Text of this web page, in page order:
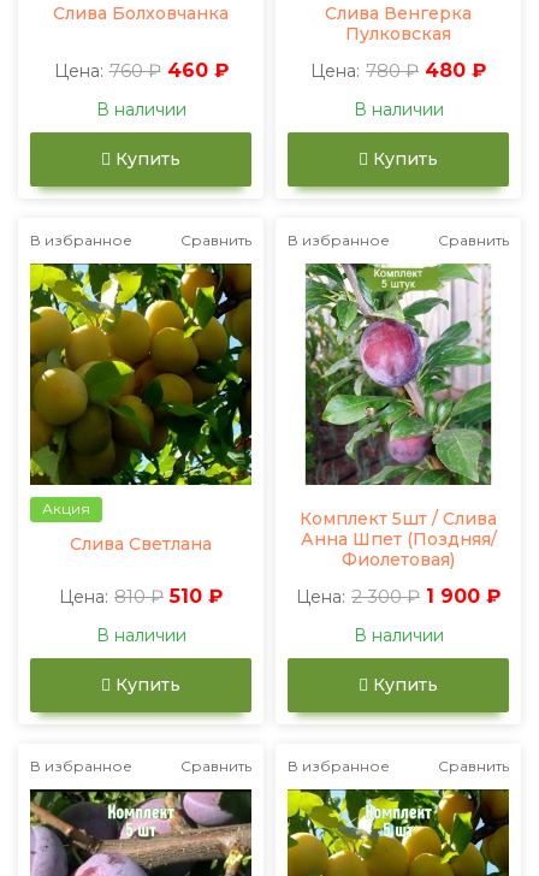
Слива Болховчанка
Цена: 760 ₽ 460 ₽
В наличии
Купить
Слива Венгерка
Пулковская
Цена: 780 ₽ 480 ₽
В наличии
Купить
В избранное Сравнить
Акция
Слива Светлана
Цена: 810 ₽ 510 ₽
В наличии
Купить
В избранное Сравнить
Комплект 5шт / Слива
Анна Шпет (Поздняя/
Фиолетовая)
Цена: 2 300 ₽ 1 900 ₽
В наличии
Купить
В избранное Сравнить В избранное Сравнить